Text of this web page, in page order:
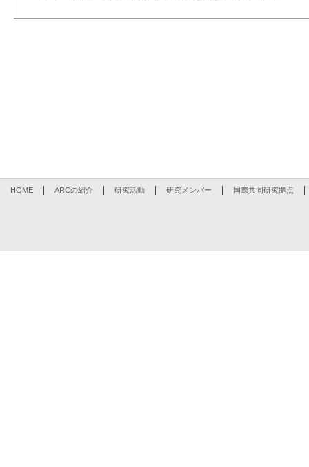
HOME ARCの紹介 研究活動 研究メンバー 国際共同研究拠点